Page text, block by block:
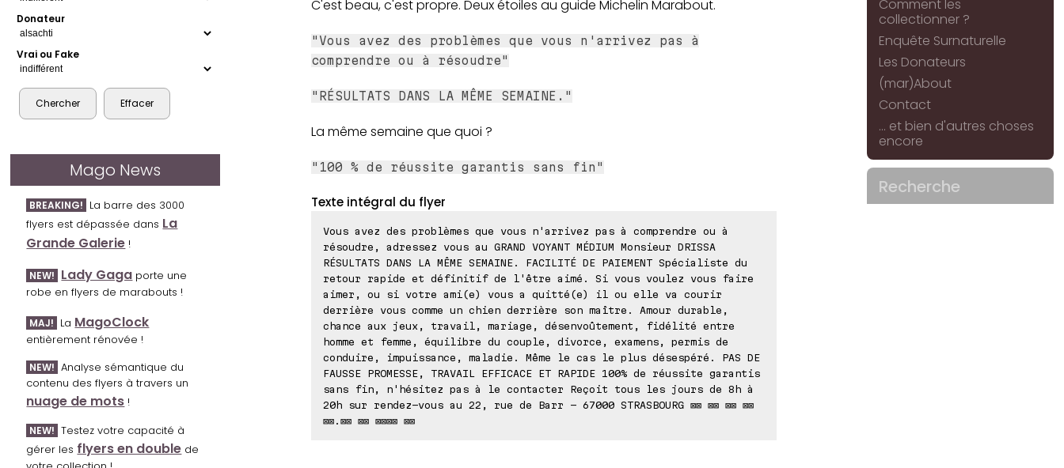
Donateur
Vrai ou Fake
Mago News
BREAKING! La barre des 3000
flyers est dépassée dans La
Grande Galerie !
NEW! Lady Gaga porte une
robe en flyers de marabouts !
MAJ! La MagoClock
entièrement rénovée !
NEW! Analyse sémantique du
contenu des flyers à travers un
nuage de mots !
NEW! Testez votre capacité à
gérer les flyers en double de
C'est beau, c'est propre. Deux étoiles au guide Michelin Marabout.
"Vous avez des problèmes que vous n'arrivez pas à
comprendre ou à résoudre"
"RÉSULTATS DANS LA MÊME SEMAINE."
La même semaine que quoi ?
"100 % de réussite garantis sans fin"
Texte intégral du flyer
Vous avez des problèmes que vous n'arrivez pas à comprendre ou à
résoudre, adressez vous au GRAND VOYANT MÉDIUM Monsieur DRISSA
RÉSULTATS DANS LA MÊME SEMAINE. FACILITÉ DE PAIEMENT Spécialiste du
retour rapide et définitif de l'être aimé. Si vous voulez vous faire
aimer, ou si votre ami(e) vous a quitté(e) il ou elle va courir
derrière vous comme un chien derrière son maître. Amour durable,
chance aux jeux, travail, mariage, désenvoûtement, fidélité entre
homme et femme, équilibre du couple, divorce, examens, permis de
conduire, impuissance, maladie. Même le cas le plus désespéré. PAS DE
FAUSSE PROMESSE, TRAVAIL EFFICACE ET RAPIDE 100% de réussite garantis
sans fin, n'hésitez pas à le contacter Reçoit tous les jours de 8h à
20h sur rendez-vous au 22, rue de Barr - 67000 STRASBOURG ⊠⊠ ⊠⊠ ⊠⊠ ⊠⊠
⊠⊠.⊠⊠ ⊠⊠ ⊠⊠⊠⊠ ⊠⊠
Comment les
collectionner ?
Enquête Surnaturelle
Les Donateurs
(mar)About
Contact
... et bien d'autres choses
encore
Recherche